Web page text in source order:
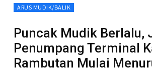
ARUS MUDIK/BALIK
Puncak Mudik Berlalu,
Penumpang Terminal
Rambutan Mulai